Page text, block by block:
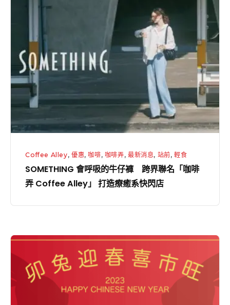
仔
界
「咖
弄
造
癒
Coffee Alley, 優惠, 咖啡, 咖啡弄, 最新消息, 站前,輕食
SOMETHING 會呼吸的牛仔褲 跨界聯名「咖啡
弄 Coffee Alley」 打造療癒系快閃店
咖
啡
2023
春